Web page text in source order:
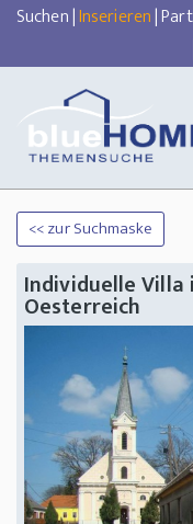
Suchen|Inserieren|
<< zur Suchmaske
Individuelle
Oesterreich